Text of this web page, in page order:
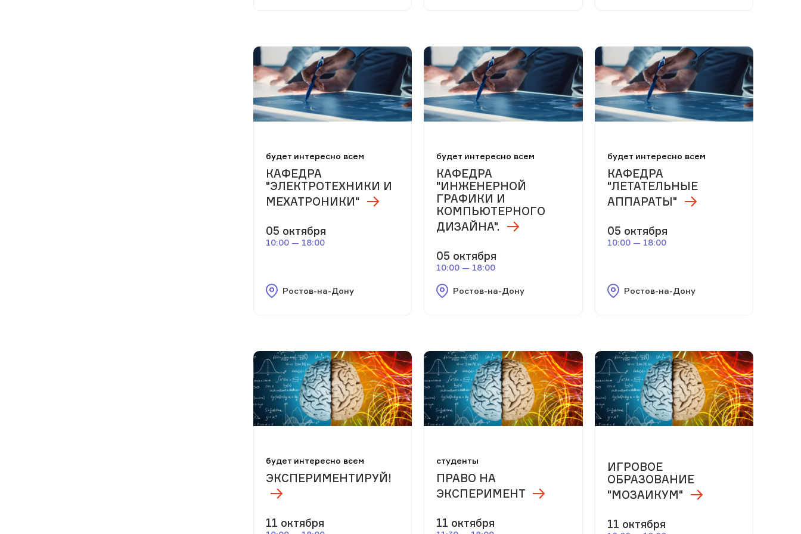
будет интересно всем
КАФЕДРА
"ЭЛЕКТРОТЕХНИКИ И
МЕХАТРОНИКИ"
05 октября
10:00 — 18:00
Ростов-на-Дону
будет интересно всем
КАФЕДРА
"ИНЖЕНЕРНОЙ
ГРАФИКИ И
КОМПЬЮТЕРНОГО
ДИЗАЙНА".
05 октября
10:00 — 18:00
Ростов-на-Дону
будет интересно всем
КАФЕДРА
"ЛЕТАТЕЛЬНЫЕ
АППАРАТЫ"
05 октября
10:00 — 18:00
Ростов-на-Дону
будет интересно всем
ЭКСПЕРИМЕНТИРУЙ!
11 октября
студенты
ПРАВО НА
ЭКСПЕРИМЕНТ
11 октября
ИГРОВОЕ
ОБРАЗОВАНИЕ
"МОЗАИКУМ"
11 октября